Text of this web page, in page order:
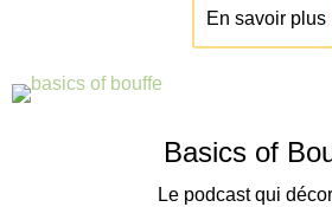
En savoir plus
Basics of
Le podcast qui